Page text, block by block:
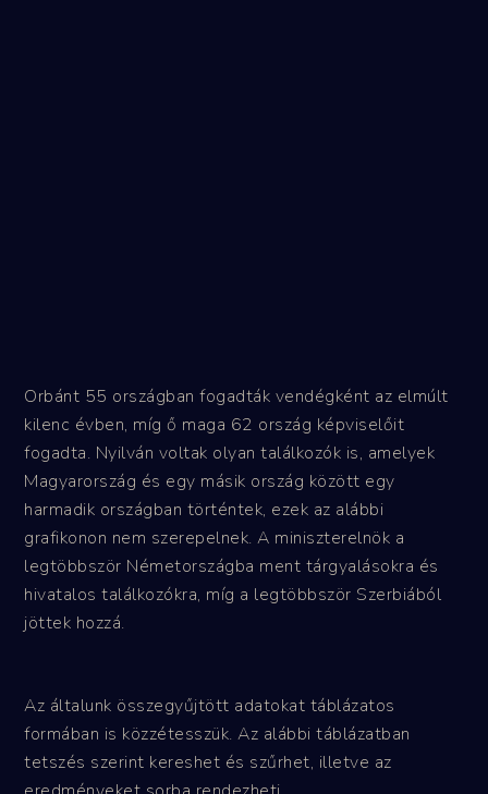
Orbánt 55 országban fogadták vendégként az elmúlt
kilenc évben, míg ő maga 62 ország képviselőit
fogadta. Nyilván voltak olyan találkozók is, amelyek
Magyarország és egy másik ország között egy
harmadik országban történtek, ezek az alábbi
grafikonon nem szerepelnek. A miniszterelnök a
legtöbbször Németországba ment tárgyalásokra és
hivatalos találkozókra, míg a legtöbbször Szerbiából
jöttek hozzá.
Az általunk összegyűjtött adatokat táblázatos
formában is közzétesszük. Az alábbi táblázatban
tetszés szerint kereshet és szűrhet, illetve az